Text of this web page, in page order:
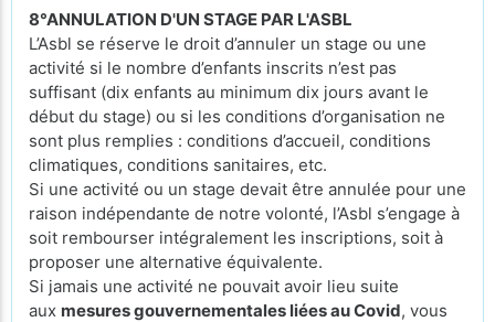
8°ANNULATION D'UN STAGE PAR L'ASBL
L’Asbl se réserve le droit d’annuler un stage ou une
activité si le nombre d’enfants inscrits n’est pas
suffisant (dix enfants au minimum dix jours avant le
début du stage) ou si les conditions d’organisation ne
sont plus remplies : conditions d’accueil, conditions
climatiques, conditions sanitaires, etc.
Si une activité ou un stage devait être annulée pour une
raison indépendante de notre volonté, l’Asbl s’engage à
soit rembourser intégralement les inscriptions, soit à
proposer une alternative équivalente.
Si jamais une activité ne pouvait avoir lieu suite
aux mesures gouvernementales liées au Covid, vous